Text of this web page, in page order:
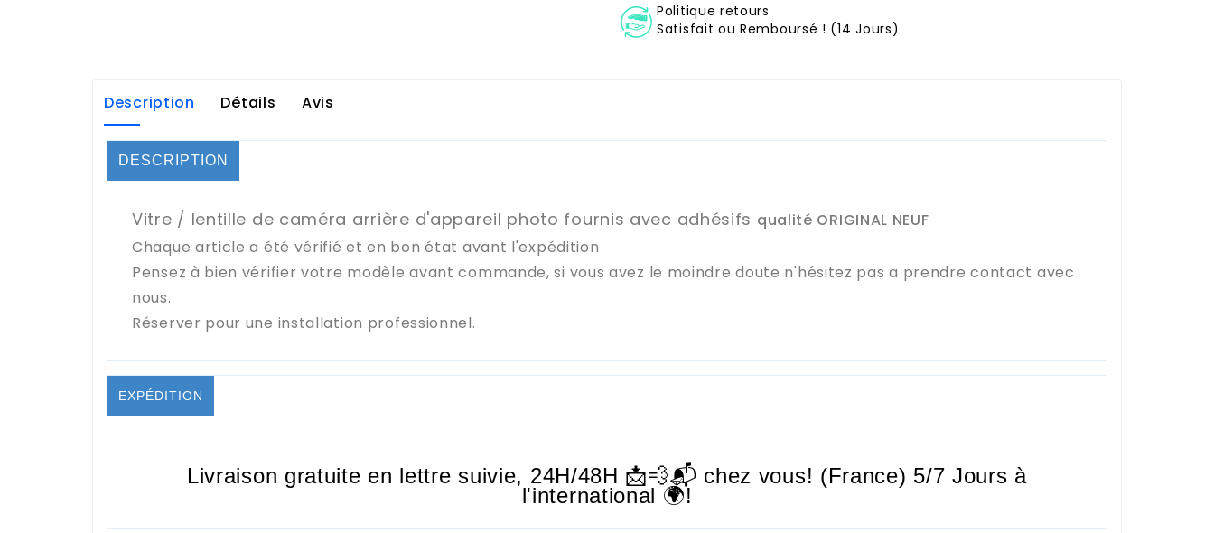
Politique retours
Satisfait ou Remboursé ! (14 Jours)
Description Détails Avis
DESCRIPTION
Vitre / lentille de caméra arrière d'appareil photo fournis avec adhésifs qualité ORIGINAL NEUF
Chaque article a été vérifié et en bon état avant l'expédition
Pensez à bien vérifier votre modèle avant commande, si vous avez le moindre doute n'hésitez pas a prendre contact avec
nous.
Réserver pour une installation professionnel.
EXPÉDITION
Livraison gratuite en lettre suivie, 24H/48H 📩💨📬 chez vous! (France) 5/7 Jours à
l'international 🌍!